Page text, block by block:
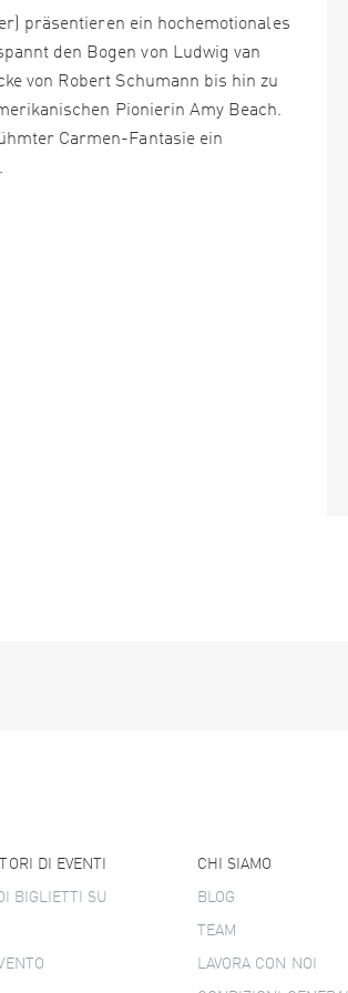
präsentieren ein hochemotionales
den Bogen von Ludwig van
von Robert Schumann bis hin zu
Pionierin Amy Beach.
Carmen-Fantasie ein
DI EVENTI
BIGLIETTI SU
CHI SIAMO
BLOG
TEAM
LAVORA CON NOI